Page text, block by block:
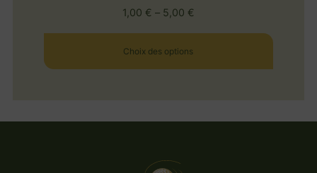
1,00 € – 5,00 €
Choix des options